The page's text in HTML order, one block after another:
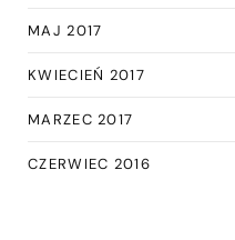
MAJ 2017
KWIECIEŃ 2017
MARZEC 2017
CZERWIEC 2016